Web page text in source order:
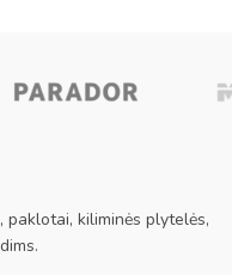
paklotai, kiliminės plytelės,